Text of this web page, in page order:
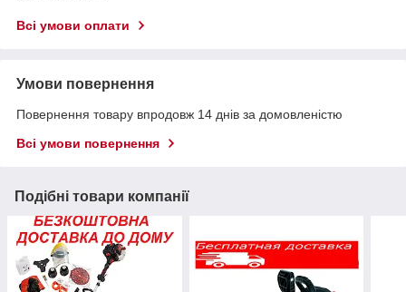
Всі умови оплати
Умови повернення
Повернення товару впродовж 14 днів за домовленістю
Всі умови повернення
Подібні товари компанії